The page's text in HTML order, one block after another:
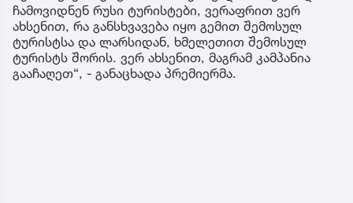
ჩამოვიდნენ რუსი ტურისტები, ვერაფრით ვერ
ახსენით, რა განსხვავება იყო გემით შემოსულ
ტურისტსა და ლარსიდან, ხმელეთით შემოსულ
ტურისტს შორის. ვერ ახსენით, მაგრამ კამპანია
გააჩაღეთ“, - განაცხადა პრემიერმა.